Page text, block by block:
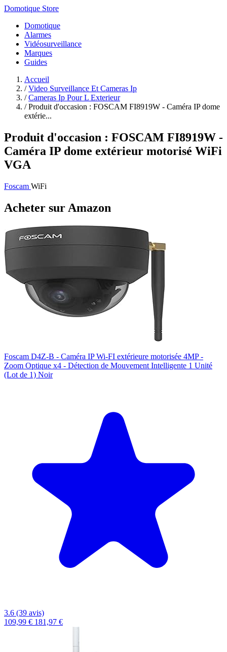
Domotique Store
Domotique
Alarmes
Vidéosurveillance
Marques
Guides
Accueil
/ Video Surveillance Et Cameras Ip
/ Cameras Ip Pour L Exterieur
/ Produit d'occasion : FOSCAM FI8919W - Caméra IP dome
extérie...
Produit d'occasion : FOSCAM FI8919W -
Caméra IP dome extérieur motorisé WiFi
VGA
Foscam WiFi
Acheter sur Amazon
Foscam D4Z-B - Caméra IP Wi-FI extérieure motorisée 4MP -
Zoom Optique x4 - Détection de Mouvement Intelligente 1 Unité
(Lot de 1) Noir
3.6 (39 avis)
109,99 € 181,97 €